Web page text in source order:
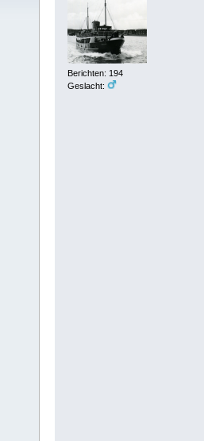
Berichten: 194
Geslacht: